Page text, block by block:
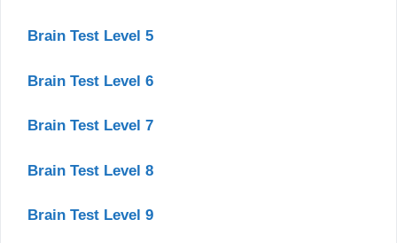
Brain Test Level 5
Brain Test Level 6
Brain Test Level 7
Brain Test Level 8
Brain Test Level 9